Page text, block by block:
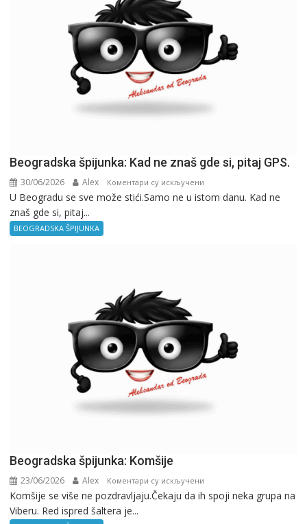
Beogradska špijunka: Kad ne znaš gde si, pitaj GPS.
30/06/2026 Alex Коментари су искључени
Beogradska
U Beogradu se sve može stići.Samo ne u istom danu. Kad ne
znaš gde si, pitaj...
BEOGRADSKA ŠPIJUNKA
Beogradska špijunka: Komšije
23/06/2026 Alex Коментари су искључени
Beogradska
Komšije se više ne pozdravljaju.Čekaju da ih spoji neka grupa na
Viberu. Red ispred šaltera je...